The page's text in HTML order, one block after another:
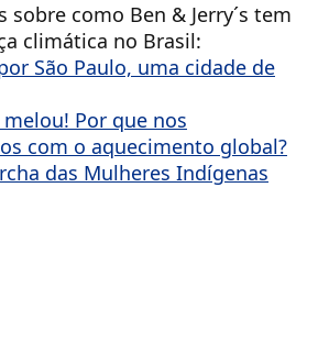
sobre como Ben & Jerry´s tem
climática no Brasil:
São Paulo, uma cidade de
melou! Por que nos
com o aquecimento global?
das Mulheres Indígenas